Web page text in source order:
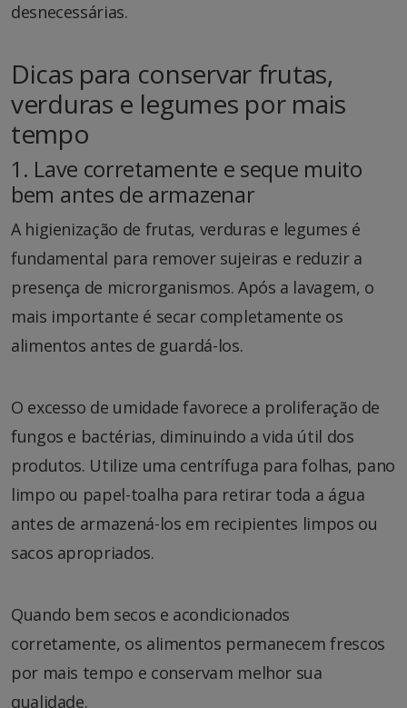
desnecessárias.
Dicas para conservar frutas,
verduras e legumes por mais
tempo
1. Lave corretamente e seque muito
bem antes de armazenar
A higienização de frutas, verduras e legumes é
fundamental para remover sujeiras e reduzir a
presença de microrganismos. Após a lavagem, o
mais importante é secar completamente os
alimentos antes de guardá-los.
O excesso de umidade favorece a proliferação de
fungos e bactérias, diminuindo a vida útil dos
produtos. Utilize uma centrífuga para folhas, pano
limpo ou papel-toalha para retirar toda a água
antes de armazená-los em recipientes limpos ou
sacos apropriados.
Quando bem secos e acondicionados
corretamente, os alimentos permanecem frescos
por mais tempo e conservam melhor sua
qualidade.